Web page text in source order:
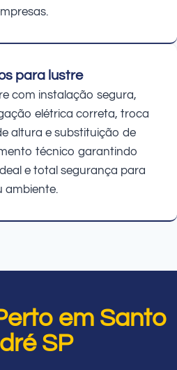
para lustre
com instalação segura,
elétrica correta, troca
altura e substituição de
técnico garantindo
e total segurança para
ambiente.
em Santo
SP